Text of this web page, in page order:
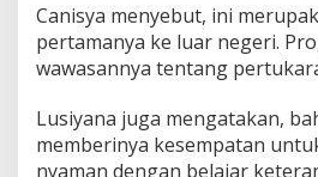
Canisya menyebut, ini
pertamanya ke luar negeri.
wawasannya tentang
Lusiyana juga mengatakan,
memberinya kesempatan
nyaman dengan belajar